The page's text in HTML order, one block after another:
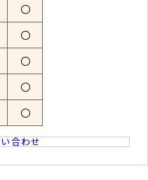
〇
〇
〇
〇
〇
合わせ